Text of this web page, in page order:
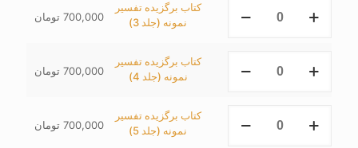
برگزیده
کتاب برگزیده تفسیر
نمونه (جلد 3)
700,000 تومان
برگزیده
کتاب برگزیده تفسیر
نمونه (جلد 4)
700,000 تومان
برگزیده
کتاب برگزیده تفسیر
نمونه (جلد 5)
700,000 تومان